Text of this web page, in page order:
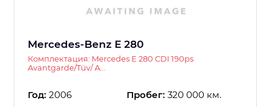
Mercedes-Benz E 280
Комплектация: Mercedes E 280 CDI 190ps
Avantgarde/Tüv/ A...
Год: 2006 Пробег: 320 000 км.